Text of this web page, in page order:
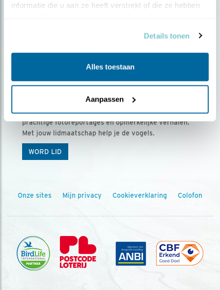
informatie die u aan ze heeft verstrekt of die ze hebben
Details tonen
Alles toestaan
Aanpassen
Ontvang 5 x Vogels voor € 36,00 per jaar
Vogels is het tijdschrift voor onze leden, met
prachtige fotoreportages en opmerkelijke verhalen.
Met jouw lidmaatschap help je de vogels.
WORD LID
Onze sites Mijn privacy Cookieverklaring Colofon